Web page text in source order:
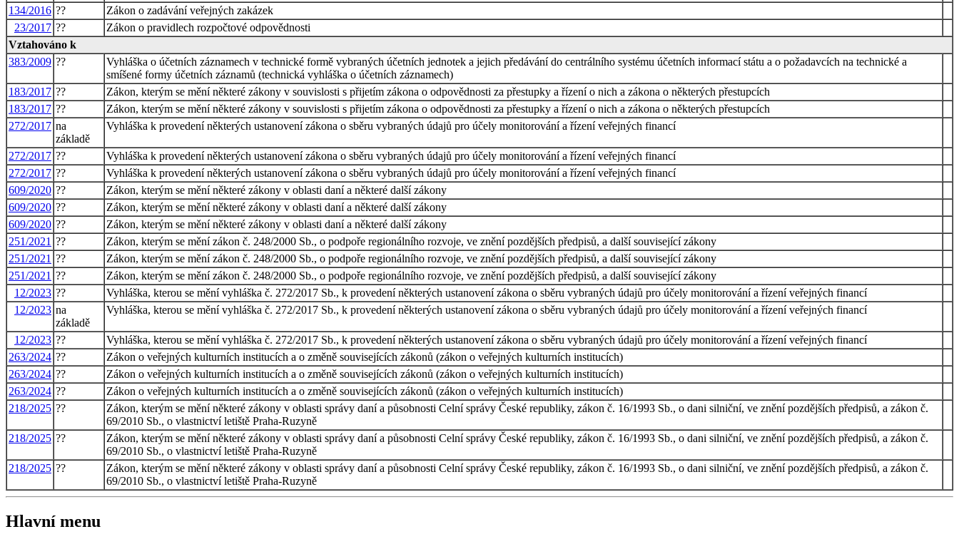
134/2016 ??
Zákon o zadávání veřejných zakázek
23/2017 ??
Zákon o pravidlech rozpočtové odpovědnosti
Vztahováno k
383/2009 ??
Vyhláška o účetních záznamech v technické formě vybraných účetních jednotek a jejich předávání do centrálního systému účetních informací státu a o požadavcích na technické a
smíšené formy účetních záznamů (technická vyhláška o účetních záznamech)
183/2017 ??
Zákon, kterým se mění některé zákony v souvislosti s přijetím zákona o odpovědnosti za přestupky a řízení o nich a zákona o některých přestupcích
183/2017 ??
Zákon, kterým se mění některé zákony v souvislosti s přijetím zákona o odpovědnosti za přestupky a řízení o nich a zákona o některých přestupcích
272/2017 na
základě
Vyhláška k provedení některých ustanovení zákona o sběru vybraných údajů pro účely monitorování a řízení veřejných financí
272/2017 ??
Vyhláška k provedení některých ustanovení zákona o sběru vybraných údajů pro účely monitorování a řízení veřejných financí
272/2017 ??
Vyhláška k provedení některých ustanovení zákona o sběru vybraných údajů pro účely monitorování a řízení veřejných financí
609/2020 ??
Zákon, kterým se mění některé zákony v oblasti daní a některé další zákony
609/2020 ??
Zákon, kterým se mění některé zákony v oblasti daní a některé další zákony
609/2020 ??
Zákon, kterým se mění některé zákony v oblasti daní a některé další zákony
251/2021 ??
Zákon, kterým se mění zákon č. 248/2000 Sb., o podpoře regionálního rozvoje, ve znění pozdějších předpisů, a další související zákony
251/2021 ??
Zákon, kterým se mění zákon č. 248/2000 Sb., o podpoře regionálního rozvoje, ve znění pozdějších předpisů, a další související zákony
251/2021 ??
Zákon, kterým se mění zákon č. 248/2000 Sb., o podpoře regionálního rozvoje, ve znění pozdějších předpisů, a další související zákony
12/2023 ??
Vyhláška, kterou se mění vyhláška č. 272/2017 Sb., k provedení některých ustanovení zákona o sběru vybraných údajů pro účely monitorování a řízení veřejných financí
12/2023 na
základě
Vyhláška, kterou se mění vyhláška č. 272/2017 Sb., k provedení některých ustanovení zákona o sběru vybraných údajů pro účely monitorování a řízení veřejných financí
12/2023 ??
Vyhláška, kterou se mění vyhláška č. 272/2017 Sb., k provedení některých ustanovení zákona o sběru vybraných údajů pro účely monitorování a řízení veřejných financí
263/2024 ??
Zákon o veřejných kulturních institucích a o změně souvisejících zákonů (zákon o veřejných kulturních institucích)
263/2024 ??
Zákon o veřejných kulturních institucích a o změně souvisejících zákonů (zákon o veřejných kulturních institucích)
263/2024 ??
Zákon o veřejných kulturních institucích a o změně souvisejících zákonů (zákon o veřejných kulturních institucích)
218/2025 ??
Zákon, kterým se mění některé zákony v oblasti správy daní a působnosti Celní správy České republiky, zákon č. 16/1993 Sb., o dani silniční, ve znění pozdějších předpisů, a zákon č.
69/2010 Sb., o vlastnictví letiště Praha-Ruzyně
218/2025 ??
Zákon, kterým se mění některé zákony v oblasti správy daní a působnosti Celní správy České republiky, zákon č. 16/1993 Sb., o dani silniční, ve znění pozdějších předpisů, a zákon č.
69/2010 Sb., o vlastnictví letiště Praha-Ruzyně
218/2025 ??
Zákon, kterým se mění některé zákony v oblasti správy daní a působnosti Celní správy České republiky, zákon č. 16/1993 Sb., o dani silniční, ve znění pozdějších předpisů, a zákon č.
69/2010 Sb., o vlastnictví letiště Praha-Ruzyně
Hlavní menu